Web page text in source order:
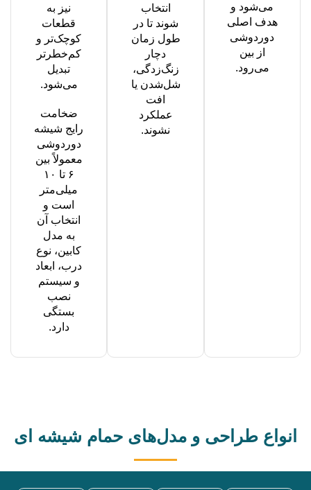
می‌شود و
هدف اصلی
دوردوشی
از بین
می‌رود.
انتخاب
شوند تا در
طول زمان
دچار
زنگ‌زدگی،
شل‌شدن یا
افت
عملکرد
نشوند.
نیز به
قطعات
کوچک‌تر و
کم‌خطرتر
تبدیل
می‌شود.
ضخامت
رایج شیشه
دوردوشی
معمولاً بین
۶ تا ۱۰
میلی‌متر
است و
انتخاب آن
به مدل
کابین، نوع
درب، ابعاد
و سیستم
نصب
بستگی
دارد.
انواع طراحی و مدل‌های حمام شیشه ای